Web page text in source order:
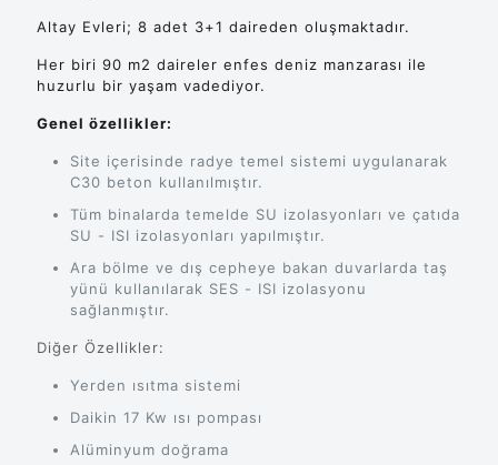
Altay Evleri; 8 adet 3+1 daireden oluşmaktadır.
Her biri 90 m2 daireler enfes deniz manzarası ile
huzurlu bir yaşam vadediyor.
Genel özellikler:
Site içerisinde radye temel sistemi uygulanarak
C30 beton kullanılmıştır.
Tüm binalarda temelde SU izolasyonları ve çatıda
SU - ISI izolasyonları yapılmıştır.
Ara bölme ve dış cepheye bakan duvarlarda taş
yünü kullanılarak SES - ISI izolasyonu
sağlanmıştır.
Diğer Özellikler:
Yerden ısıtma sistemi
Daikin 17 Kw ısı pompası
Alüminyum doğrama